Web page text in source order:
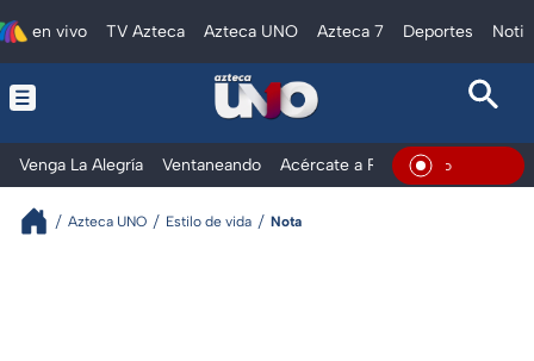
en vivo TV Azteca Azteca UNO Azteca 7 Deportes
Venga La Alegría Ventaneando Acércate a Rocío Al ExtremoEn Vivo
Azteca UNO Estilo de vida Nota